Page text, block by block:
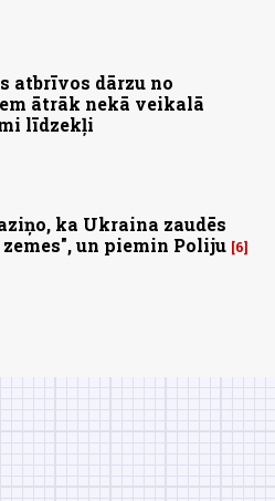
atbrīvos dārzu no
ātrāk nekā veikalā
līdzekļi
ka Ukraina zaudēs
un piemin Poliju 6